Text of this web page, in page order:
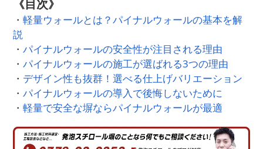
《目次》
・ 軽量ウォールとは？パイナルウォールの基本を解
説
・ パイナルウォールの安全性が注目される理由
・ パイナルウォールの施工が選ばれる3つの理由
・ デザイン性も抜群！選べる仕上げバリエーション
・ パイナルウォールの導入で後悔しないために
・ 軽量で安全な塀ならパイナルウォールが最適